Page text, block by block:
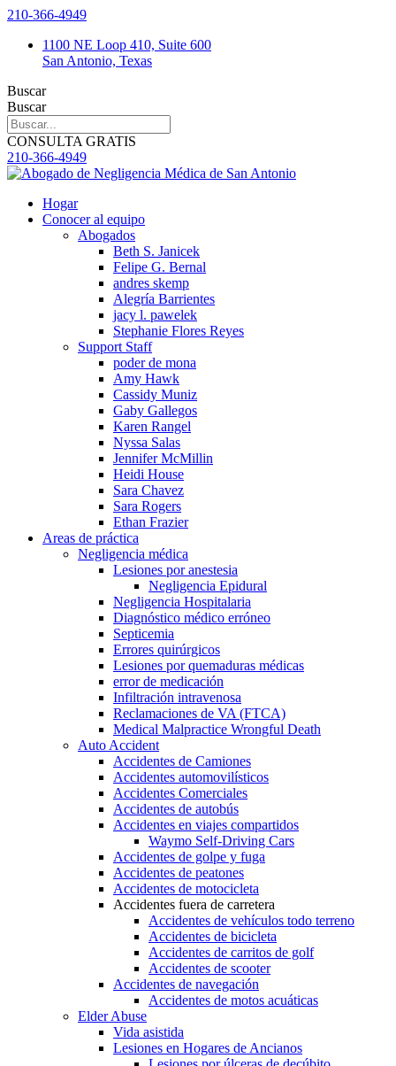
saltar
contenido
210-366-4949
1100 NE Loop 410, Suite 600
San Antonio, Texas
Buscar
Buscar
CONSULTA GRATIS
210-366-4949
Hogar
Conocer al equipo
Abogados
Beth S. Janicek
Felipe G. Bernal
andres skemp
Alegría Barrientes
jacy l. pawelek
Stephanie Flores Reyes
Support Staff
poder de mona
Amy Hawk
Cassidy Muniz
Gaby Gallegos
Karen Rangel
Nyssa Salas
Jennifer McMillin
Heidi House
Sara Chavez
Sara Rogers
Ethan Frazier
Areas de práctica
Negligencia médica
Lesiones por anestesia
Negligencia Epidural
Negligencia Hospitalaria
Diagnóstico médico erróneo
Septicemia
Errores quirúrgicos
Lesiones por quemaduras médicas
error de medicación
Infiltración intravenosa
Reclamaciones de VA (FTCA)
Medical Malpractice Wrongful Death
Auto Accident
Accidentes de Camiones
Accidentes automovilísticos
Accidentes Comerciales
Accidentes de autobús
Accidentes en viajes compartidos
Waymo Self-Driving Cars
Accidentes de golpe y fuga
Accidentes de peatones
Accidentes de motocicleta
Accidentes fuera de carretera
Accidentes de vehículos todo terreno
Accidentes de bicicleta
Accidentes de carritos de golf
Accidentes de scooter
Accidentes de navegación
Accidentes de motos acuáticas
Elder Abuse
Vida asistida
Lesiones en Hogares de Ancianos